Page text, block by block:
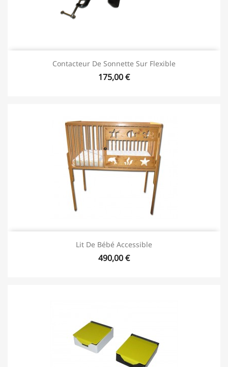
Contacteur De Sonnette Sur Flexible
175,00 €
Lit De Bébé Accessible
490,00 €